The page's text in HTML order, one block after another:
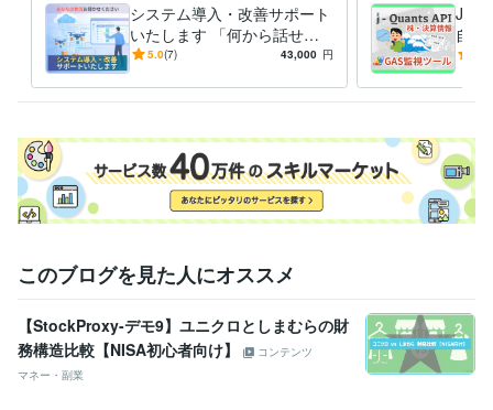
システム導入・改善サポート
いたします 「何から話せば
いいだろう？」——本当はそ
5.0(7) 43,000 円
J-
自動
最新
このブログを見た人にオススメ
【StockProxy-デモ9】ユニクロとしまむらの財
務構造比較【NISA初心者向け】
コンテンツ
マネー・副業